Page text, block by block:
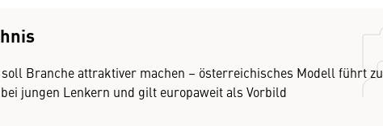
Branche attraktiver machen – österreichisches Modell führt zu
jungen Lenkern und gilt europaweit als Vorbild